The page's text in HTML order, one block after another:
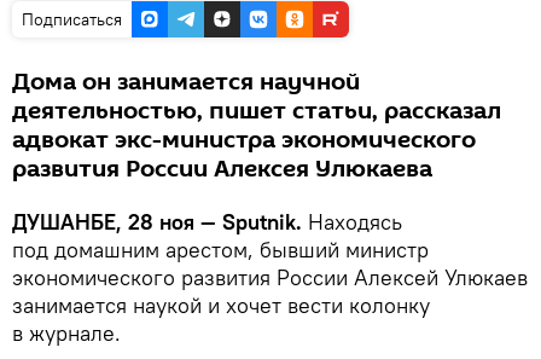
Подписаться
Дома он занимается научной
деятельностью, пишет статьи, рассказал
адвокат экс-министра экономического
развития России Алексея Улюкаева
ДУШАНБЕ, 28 ноя — Sputnik. Находясь
под домашним арестом, бывший министр
экономического развития России Алексей Улюкаев
занимается наукой и хочет вести колонку
в журнале.